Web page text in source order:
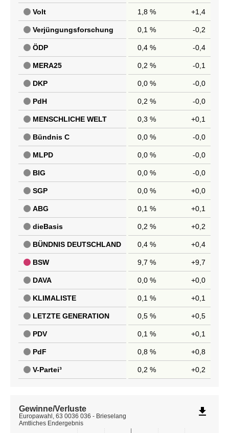
Volt 1,8 % +1,4
Verjüngungsforschung 0,1 % -0,2
ÖDP 0,4 % -0,4
MERA25 0,2 % -0,1
DKP 0,0 % -0,0
PdH 0,2 % -0,0
MENSCHLICHE WELT 0,3 % +0,1
Bündnis C 0,0 % -0,0
MLPD 0,0 % -0,0
BIG 0,0 % -0,0
SGP 0,0 % +0,0
ABG 0,1 % +0,1
dieBasis 0,2 % +0,2
BÜNDNIS DEUTSCHLAND 0,4 % +0,4
BSW 9,7 % +9,7
DAVA 0,0 % +0,0
KLIMALISTE 0,1 % +0,1
LETZTE GENERATION 0,5 % +0,5
PDV 0,1 % +0,1
PdF 0,8 % +0,8
V-Partei³ 0,2 % +0,2
Gewinne/Verluste
Europawahl, 63 0036 036 - Brieselang
Amtliches Endergebnis
file_download